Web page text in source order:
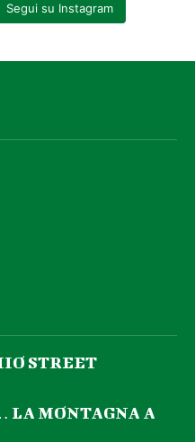
Segui su Instagram
STREET
LA MONTAGNA A